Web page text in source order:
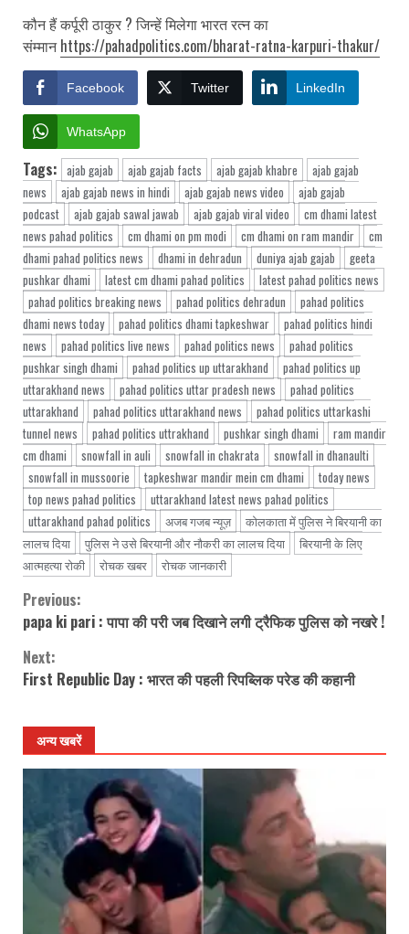
कौन हैं कर्पूरी ठाकुर ? जिन्हें मिलेगा भारत रत्न का
संम्मानhttps://pahadpolitics.com/bharat-ratna-karpuri-thakur/
Facebook Twitter LinkedIn
WhatsApp
Tags: ajab gajab ajab gajab facts ajab gajab khabre
ajab gajab
news
ajab gajab news in hindi ajab gajab news video
ajab gajab
podcast
ajab gajab sawal jawab ajab gajab viral video
cm dhami latest
news pahad politics
cm dhami on pm modi cm dhami on ram mandir
cm
dhami pahad politics news
dhami in dehradun duniya ajab gajab
geeta
pushkar dhami
latest cm dhami pahad politics
latest pahad politics news
pahad politics breaking news
pahad politics dehradun
pahad politics
dhami news today
pahad politics dhami tapkeshwar
pahad politics hindi
news
pahad politics live news pahad politics news
pahad politics
pushkar singh dhami
pahad politics up uttarakhand
pahad politics up
uttarakhand news
pahad politics uttar pradesh news
pahad politics
uttarakhand
pahad politics uttarakhand news
pahad politics uttarkashi
tunnel news
pahad politics uttrakhand pushkar singh dhami
ram mandir
cm dhami
snowfall in auli snowfall in chakrata
snowfall in dhanaulti
snowfall in mussoorie
tapkeshwar mandir mein cm dhami
today news
top news pahad politics
uttarakhand latest news pahad politics
uttarakhand pahad politics
अजब गजब न्यूज़
कोलकाता में पुलिस ने बिरयानी का
लालच दिया
पुलिस ने उसे बिरयानी और नौकरी का लालच दिया
बिरयानी के लिए
आत्महत्या रोकी
रोचक खबर रोचक जानकारी
Continue
Reading
Previous:
papa ki pari : पापा की परी जब दिखाने लगी ट्रैफिक पुलिस को नखरे !
Next:
First Republic Day : भारत की पहली रिपब्लिक परेड की कहानी
अन्य खबरें